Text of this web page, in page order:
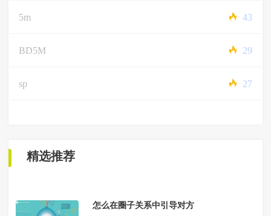
5m 43
BD5M 29
sp 27
精选推荐
怎么在圈子关系中引导对方